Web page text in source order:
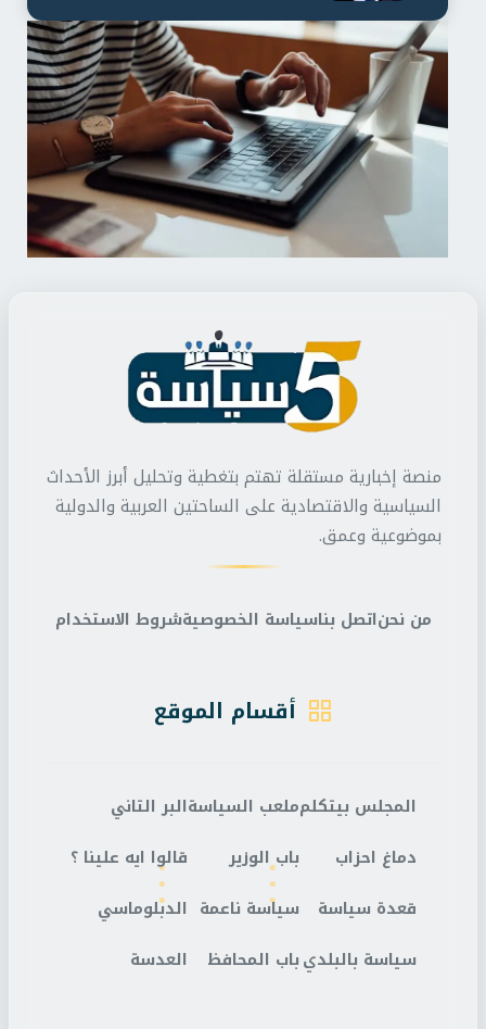
منصة إخبارية مستقلة تهتم بتغطية وتحليل أبرز الأحداث
السياسية والاقتصادية على الساحتين العربية والدولية
بموضوعية وعمق.
من نحناتصل بناسياسة الخصوصيةشروط الاستخدام
أقسام الموقع
المجلس بيتكلم
دماغ احزاب
قعدة سياسة
سياسة بالبلدي
ملعب السياسة
باب الوزير
سياسة ناعمة
باب المحافظ
البر التاني
قالوا ايه علينا ؟
الدبلوماسي
العدسة